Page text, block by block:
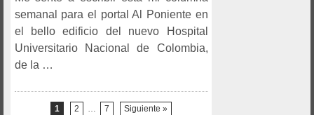
semanal para el portal Al Poniente en
el bello edificio del nuevo Hospital
Universitario Nacional de Colombia,
de la …
1 2 … 7 Siguiente »